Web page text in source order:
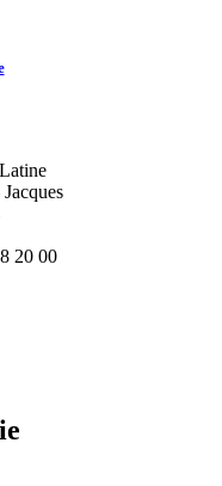
20 00